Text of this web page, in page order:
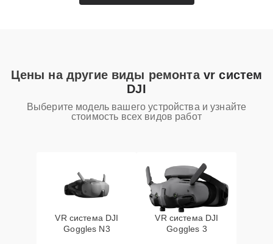
Цены на другие виды ремонта vr систем
DJI
Выберите модель вашего устройства и узнайте
стоимость всех видов работ
VR система DJI
Goggles N3
VR система DJI
Goggles 3